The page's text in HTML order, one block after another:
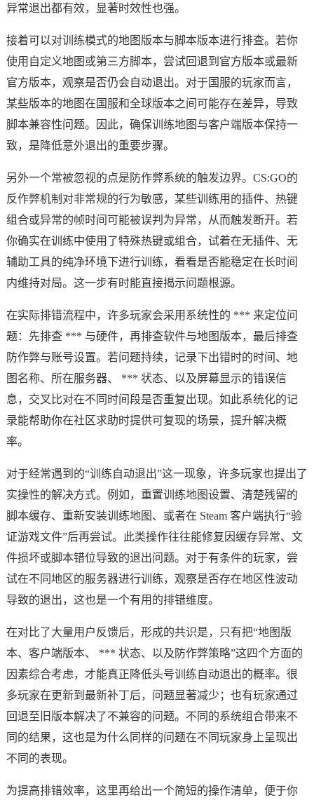
异常退出都有效，显著时效性也强。
接着可以对训练模式的地图版本与脚本版本进行排查。若你
使用自定义地图或第三方脚本，尝试回退到官方版本或最新
官方版本，观察是否仍会自动退出。对于国服的玩家而言，
某些版本的地图在国服和全球版本之间可能存在差异，导致
脚本兼容性问题。因此，确保训练地图与客户端版本保持一
致，是降低意外退出的重要步骤。
另外一个常被忽视的点是防作弊系统的触发边界。CS:GO的
反作弊机制对非常规的行为敏感，某些训练用的插件、热键
组合或异常的帧时间可能被误判为异常，从而触发断开。若
你确实在训练中使用了特殊热键或组合，试着在无插件、无
辅助工具的纯净环境下进行训练，看看是否能稳定在长时间
内维持对局。这一步有时能直接揭示问题根源。
在实际排错流程中，许多玩家会采用系统性的 *** 来定位问
题：先排查 *** 与硬件，再排查软件与地图版本，最后排查
防作弊与账号设置。若问题持续，记录下出错时的时间、地
图名称、所在服务器、 *** 状态、以及屏幕显示的错误信
息，交叉比对在不同时间段是否重复出现。如此系统化的记
录能帮助你在社区求助时提供可复现的场景，提升解决概
率。
对于经常遇到的“训练自动退出”这一现象，许多玩家也提出了
实操性的解决方式。例如，重置训练地图设置、清楚残留的
脚本缓存、重新安装训练地图、或者在 Steam 客户端执行“验
证游戏文件”后再尝试。此类操作往往能修复因缓存异常、文
件损坏或脚本错位导致的退出问题。对于有条件的玩家，尝
试在不同地区的服务器进行训练，观察是否存在地区性波动
导致的退出，这也是一个有用的排错维度。
在对比了大量用户反馈后，形成的共识是，只有把“地图版
本、客户端版本、 *** 状态、以及防作弊策略”这四个方面的
因素综合考虑，才能真正降低头号训练自动退出的概率。很
多玩家在更新到最新补丁后，问题显著减少；也有玩家通过
回退至旧版本解决了不兼容的问题。不同的系统组合带来不
同的结果，这也是为什么同样的问题在不同玩家身上呈现出
不同的表现。
为提高排错效率，这里再给出一个简短的操作清单，便于你